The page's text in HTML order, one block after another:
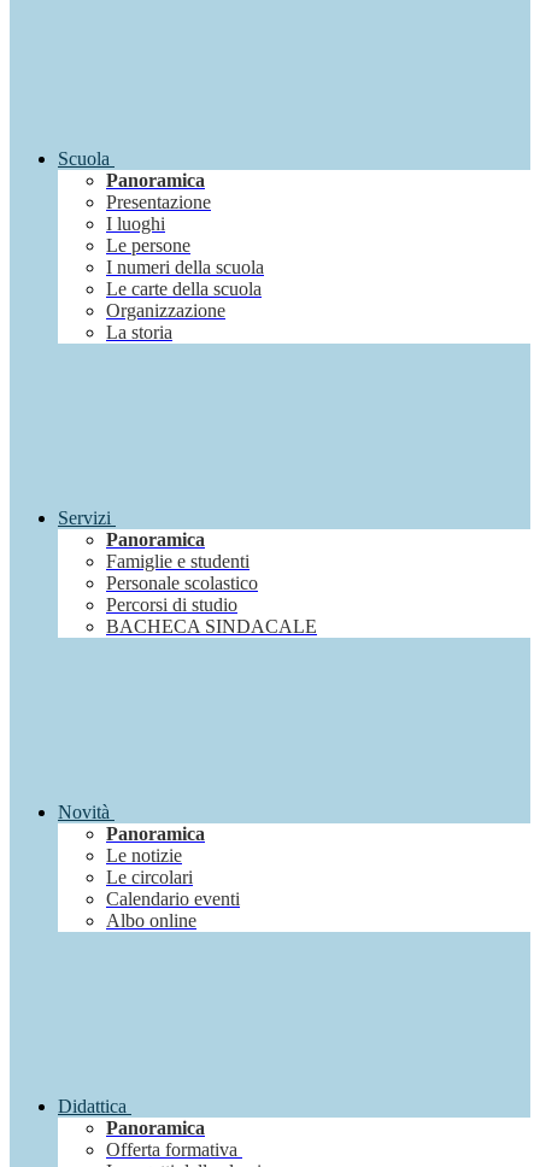
Scuola
Panoramica
Presentazione
I luoghi
Le persone
I numeri della scuola
Le carte della scuola
Organizzazione
La storia
Servizi
Panoramica
Famiglie e studenti
Personale scolastico
Percorsi di studio
BACHECA SINDACALE
Novità
Panoramica
Le notizie
Le circolari
Calendario eventi
Albo online
Didattica
Panoramica
Offerta formativa